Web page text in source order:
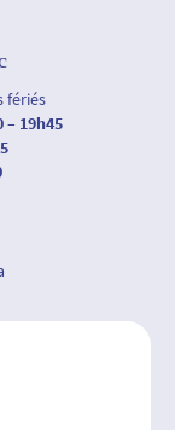
fériés
– 19h45